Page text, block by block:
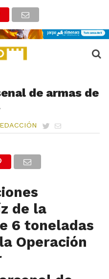
de armas de
de la
6 toneladas
Operación